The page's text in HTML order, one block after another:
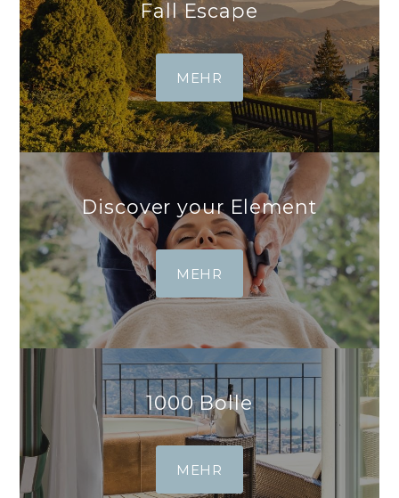
Fall Escape
MEHR
Discover your Element
MEHR
1000 Bolle
MEHR